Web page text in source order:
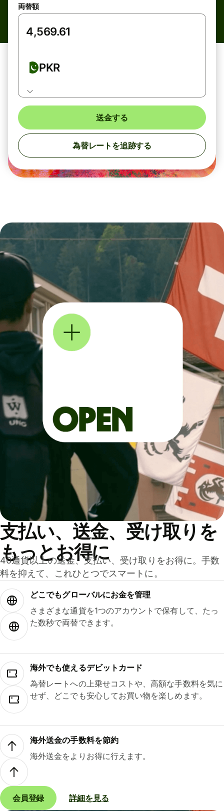
両替額
PKR
送金する
為替レートを追跡する
支払い、送金、受け取りを
もっとお得に
40通貨以上の送金、支払い、受け取りをお得に。手数
料を抑えて、これひとつでスマートに。
どこでもグ⁠ロ⁠ー⁠バ⁠ルにお金を管理
さまざまな通貨を1つのアカウントで保有して、たっ
た数秒で両替できます。
海外でも使えるデビットカード
為替レートへの上乗せコストや、高額な手数料を気に
せず、どこでも安心してお買い物を楽しめます。
海外送金の手数料を節約
海外送金をよりお得に行えます。
会員登録 詳細を見る